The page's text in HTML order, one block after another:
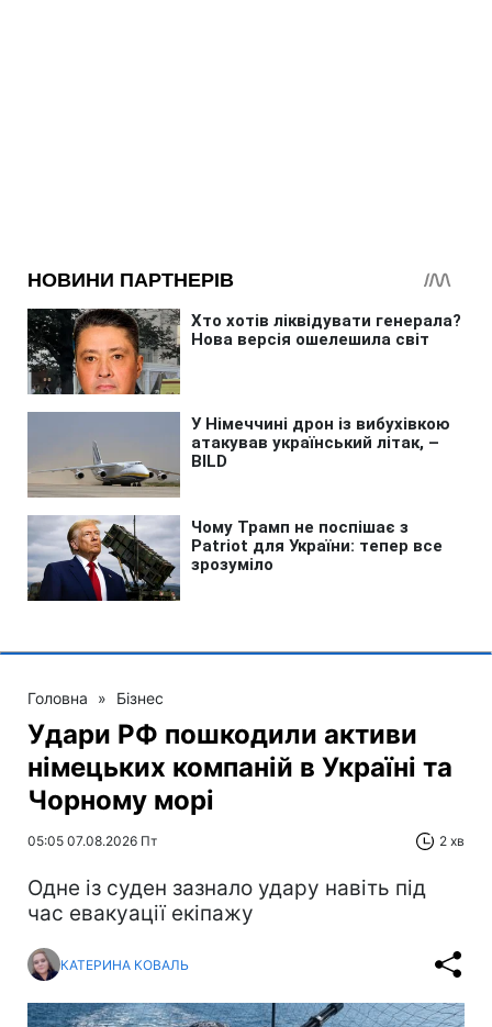
Головна » Бізнес
Удари РФ пошкодили активи
німецьких компаній в Україні та
Чорному морі
05:05 07.08.2026 Пт 2 хв
Одне із суден зазнало удару навіть під
час евакуації екіпажу
КАТЕРИНА КОВАЛЬ